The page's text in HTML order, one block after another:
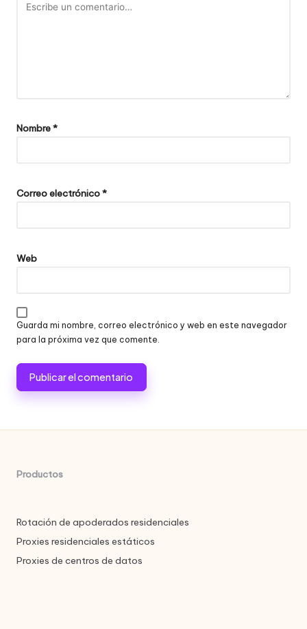
Nombre*
Correo electrónico*
Web
Guarda mi nombre, correo electrónico y web en este navegador
para la próxima vez que comente.
Productos
Rotación de apoderados residenciales
Proxies residenciales estáticos
Proxies de centros de datos